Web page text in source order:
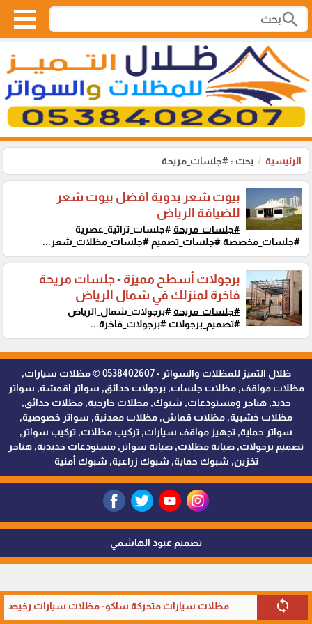
search
الرئيسية بحث : #جلسات_مريحة
sync مظلات سيارات متحركة ساكو- مظلات سيارات رخيصة
بيوت شعر بدوية افضل بيوت شعر
للضيافة الرياض
#جلسات_مريحة#جلسات_تراثية_عصرية
#جلسات_مخصصة #جلسات_تصميم #جلسات_مظلات_شعر...
برجولات أسطح مميزة - جلسات مريحة
فاخرة لمنزلك في شمال الرياض
#جلسات_مريحة#برجولات_شمال_الرياض
#تصميم_برجولات #برجولات_فاخرة...
ظلال التميز للمظلات والسواتر - 0538402607 © مظلات سيارات,
مظلات مواقف, مظلات جلسات, برجولات حدائق, سواتر اقمشة, سواتر
حديد, هناجر ومستودعات, شبوك, مظلات خارجية, مظلات حدائق,
مظلات خشبية, مظلات قماش, مظلات معدنية, سواتر خصوصية,
سواتر حماية, تجهيز مواقف سيارات, تركيب مظلات, تركيب سواتر,
تصميم برجولات, صيانة مظلات, صيانة سواتر, مستودعات حديدية, هناجر
تخزين, شبوك حماية, شبوك زراعية, شبوك أمنية
تصميم عبود الهاشمي